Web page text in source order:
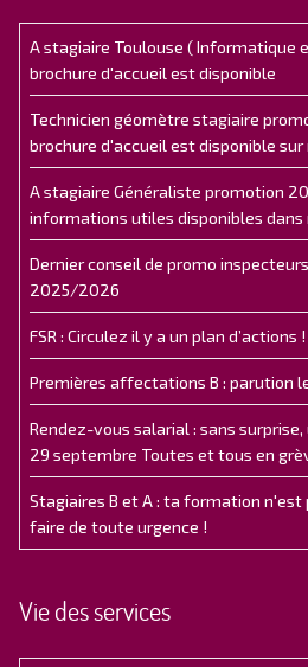
A stagiaire Toulouse ( Informatique
brochure d'accueil est disponible
Technicien géomètre stagiaire
brochure d'accueil est disponible
A stagiaire Généraliste promotion
informations utiles disponibles
Dernier conseil de promo
2025/2026
FSR : Circulez il y a un plan d’actions !
Premières affectations B : parution
Rendez-vous salarial : sans
29 septembre Toutes et tous en
Stagiaires B et A : ta formation
faire de toute urgence !
Vie des services